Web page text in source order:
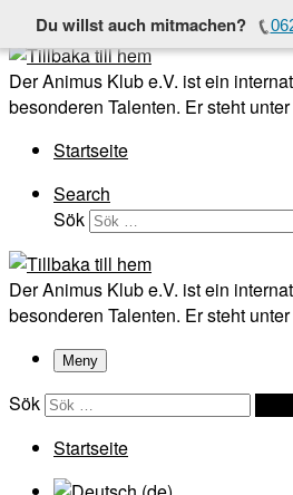
Du willst auch mitmachen?
Hoppa till innehåll
Der Animus Klub e.V. ist ein
besonderen Talenten. Er steht
Startseite
Search
Sök
Der Animus Klub e.V. ist ein
besonderen Talenten. Er steht
Meny
Sök
Startseite